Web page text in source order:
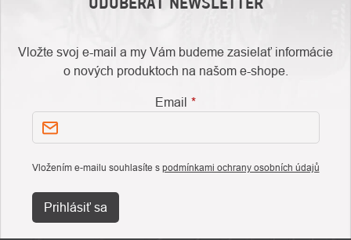
Vložte svoj e-mail a my Vám budeme zasielať informácie
o nových produktoch na našom e-shope.
Email
Vložením e-mailu souhlasíte s podmínkami ochrany osobních údajů
Prihlásiť sa